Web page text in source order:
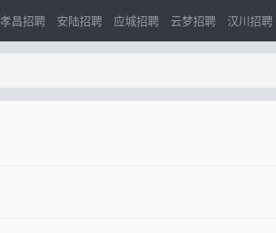
孝昌招聘 安陆招聘 应城招聘 云梦招聘 汉川招聘